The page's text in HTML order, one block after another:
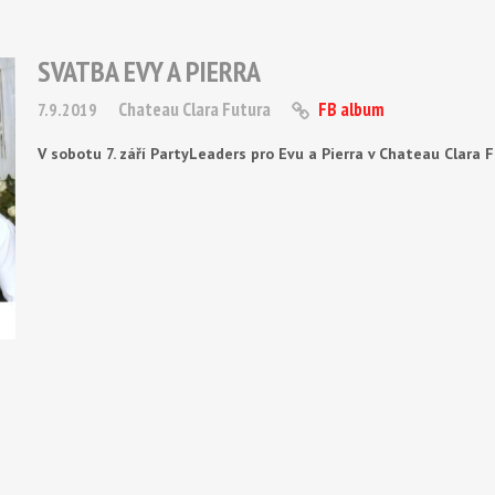
SVATBA EVY A PIERRA
7.9.2019 Chateau Clara Futura FB album
V sobotu 7. září PartyLeaders pro Evu a Pierra v Chateau Clara